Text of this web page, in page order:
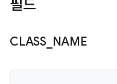
필드
CLASS_ NAME